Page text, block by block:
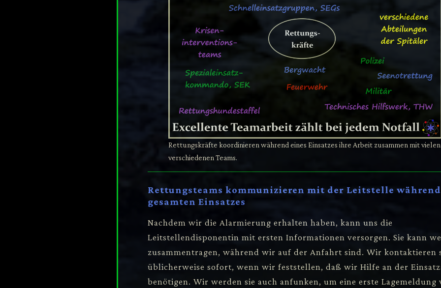
Rettungskräfte koordinieren während eines Einsatzes ihre Arbeit zusammen mit vielen
verschiedenen Teams.
Rettungsteams kommunizieren mit der Leitstelle während
gesamten Einsatzes
Nachdem wir die Alarmierung erhalten haben, kann uns die
Leitstellendisponentin mit ersten Informationen versorgen. Sie kann
zusammentragen, während wir auf der Anfahrt sind. Wir kontaktieren
üblicherweise sofort, wenn wir feststellen, daß wir Hilfe an der
benötigen. Wir werden sie auch anfunken, um eine erste Lagemeldung